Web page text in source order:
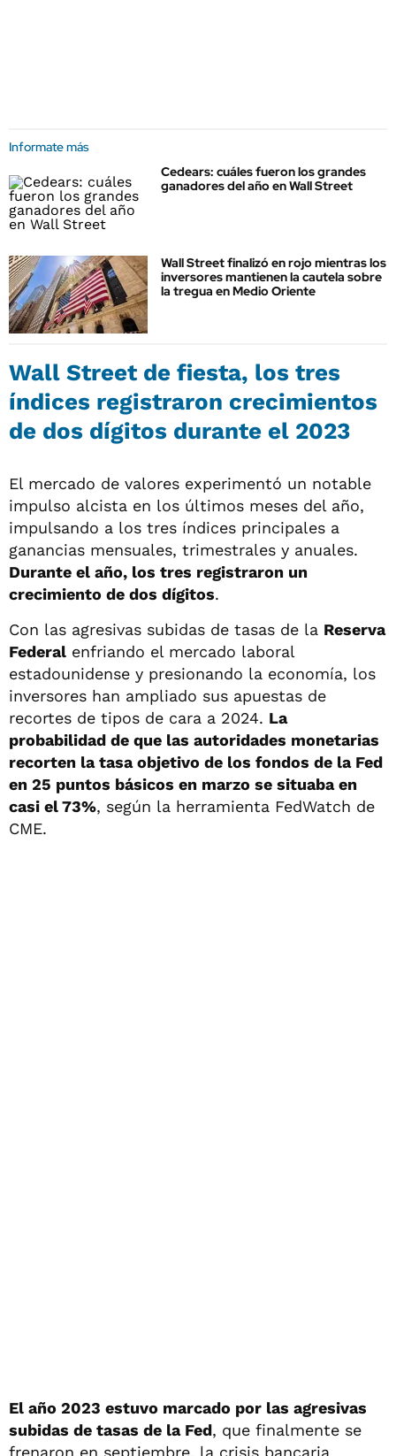
Informate más
Cedears: cuáles fueron los grandes
ganadores del año en Wall Street
Wall Street finalizó en rojo mientras los
inversores mantienen la cautela sobre
la tregua en Medio Oriente
Wall Street de fiesta, los tres
índices registraron crecimientos
de dos dígitos durante el 2023
El mercado de valores experimentó un notable
impulso alcista en los últimos meses del año,
impulsando a los tres índices principales a
ganancias mensuales, trimestrales y anuales.
Durante el año, los tres registraron un
crecimiento de dos dígitos.
Con las agresivas subidas de tasas de la Reserva
Federal enfriando el mercado laboral
estadounidense y presionando la economía, los
inversores han ampliado sus apuestas de
recortes de tipos de cara a 2024. La
probabilidad de que las autoridades monetarias
recorten la tasa objetivo de los fondos de la Fed
en 25 puntos básicos en marzo se situaba en
casi el 73%, según la herramienta FedWatch de
CME.
El año 2023 estuvo marcado por las agresivas
subidas de tasas de la Fed, que finalmente se
frenaron en septiembre, la crisis bancaria